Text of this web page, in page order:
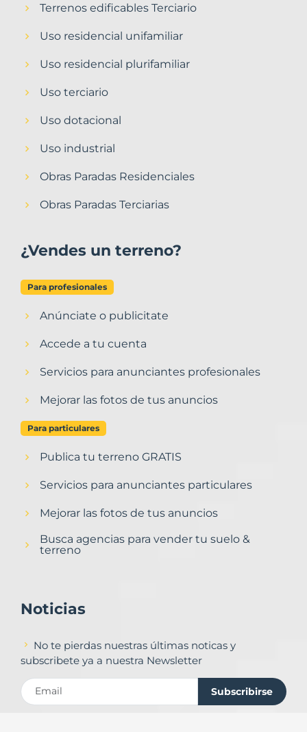
Terrenos edificables Terciario
Uso residencial unifamiliar
Uso residencial plurifamiliar
Uso terciario
Uso dotacional
Uso industrial
Obras Paradas Residenciales
Obras Paradas Terciarias
¿Vendes un terreno?
Para profesionales
Anúnciate o publicitate
Accede a tu cuenta
Servicios para anunciantes profesionales
Mejorar las fotos de tus anuncios
Para particulares
Publica tu terreno GRATIS
Servicios para anunciantes particulares
Mejorar las fotos de tus anuncios
Busca agencias para vender tu suelo &
terreno
Noticias
No te pierdas nuestras últimas noticas y
subscribete ya a nuestra Newsletter
Subscribirse